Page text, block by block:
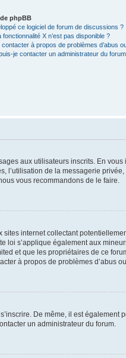
phpBB
ce logiciel de forum de discussions ?
fonctionnalité X n’est pas disponible ?
à propos de problèmes d’abus
je contacter un administrateur du
aux utilisateurs inscrits. En
l’utilisation de la messagerie
vous recommandons de le faire.
internet collectant
s’applique également aux
et que les propriétaires de ce
à propos de problèmes d’abus
De même, il est également
un administrateur du forum.